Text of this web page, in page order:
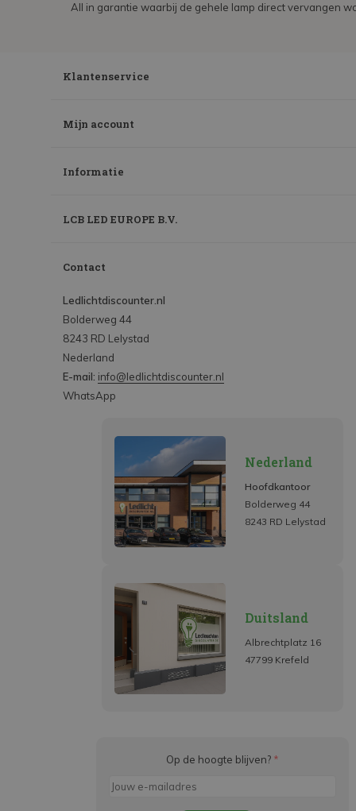
All in garantie waarbij de gehele lamp direct vervangen
Klantenservice
Mijn account
Informatie
LCB LED EUROPE B.V.
Contact
Ledlichtdiscounter.nl
Bolderweg 44
8243 RD Lelystad
Nederland
E-mail: info@ledlichtdiscounter.nl
WhatsApp
Nederland
Hoofdkantoor
Bolderweg 44
8243 RD Lelystad
Duitsland
Albrechtplatz 16
47799 Krefeld
Op de hoogte blijven? *